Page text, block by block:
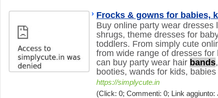
Frocks & gowns for babies,
Buy online party wear dresses
shrugs, theme dresses for
toddlers. From simply cute
from wide range of dresses
can buy party wear hair bands
booties, wands for kids, babies
https://simplycute.in
(Click: 0; Commenti: 0; Link aggiunto: